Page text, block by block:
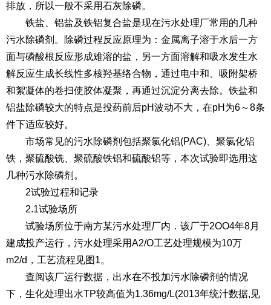
排放，所以一般不采用石灰除磷。
铁盐、铝盐及铁铝复合盐是现在污水处理厂常用的几种
污水除磷剂。除磷过程反应原理为：金属离子溶于水后一方
面与磷酸根反应形成难溶的盐，另一方面溶解和吸水发生水
解反应生成长线性多核羟基络合物，通过电中和、吸附架桥
和絮凝体的卷扫使胶体凝聚，再通过沉淀分离去除。铁盐和
铝盐除磷较大的特点是投药前后pH波动不大，在pH为6～8条
件下适应较好。
市场常见的污水除磷剂包括聚氯化铝(PAC)、聚氯化铝
铁，聚硫酸铣、聚硫酸铁铝和硫酸铝等，本次试验即选用这
几种污水除磷剂。
2试验过程和记录
2.1试验场所
试验场所位于南方某污水处理厂内．该厂于2OO4年8月
建成投产运行，污水处理采用A2/O工艺处理规模为10万
m2/d，工艺流程见图1。
查阅该厂运行数据，出水在不投加污水除磷剂的情况
下，生化处理出水TP较高值为1.36mg/L(2013年统汁数据,见